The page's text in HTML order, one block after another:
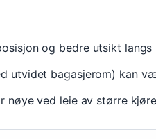
og bedre utsikt
utvidet bagasjerom) kan
nøye ved leie av større